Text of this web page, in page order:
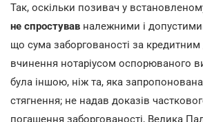
Так, оскільки позивач у
не спростував належними і
що сума заборгованості за
вчинення нотаріусом оспорюваного
була іншою, ніж та, яка
стягнення; не надав доказів
погашення заборгованості, Велика